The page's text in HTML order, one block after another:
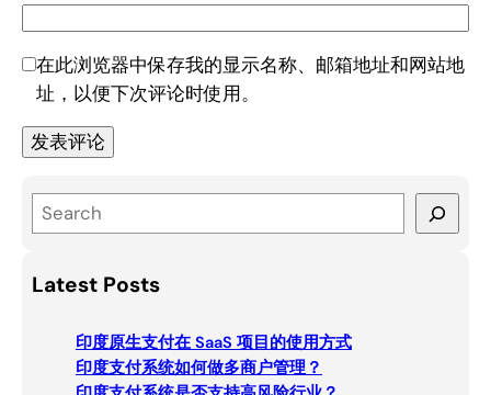
在此浏览器中保存我的显示名称、邮箱地址和网站地
址，以便下次评论时使用。
e
rLatest Posts
印度原生支付在 SaaS 项目的使用方式
印度支付系统如何做多商户管理？